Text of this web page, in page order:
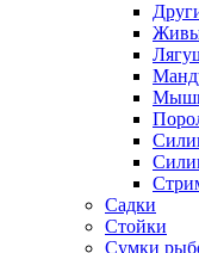
Садки
Стойки
Сумки